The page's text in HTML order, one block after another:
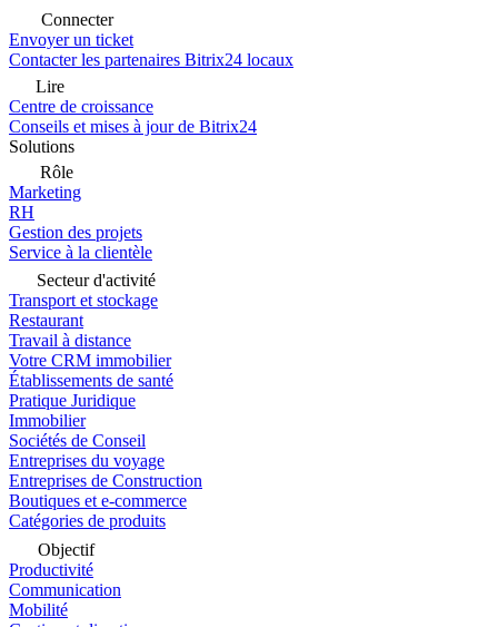
Connecter
Envoyer un ticket
Contacter les partenaires Bitrix24 locaux
Lire
Centre de croissance
Conseils et mises à jour de Bitrix24
Solutions
Rôle
Marketing
RH
Gestion des projets
Service à la clientèle
Secteur d'activité
Transport et stockage
Restaurant
Travail à distance
Votre CRM immobilier
Établissements de santé
Pratique Juridique
Immobilier
Sociétés de Conseil
Entreprises du voyage
Entreprises de Construction
Boutiques et e-commerce
Catégories de produits
Objectif
Productivité
Communication
Mobilité